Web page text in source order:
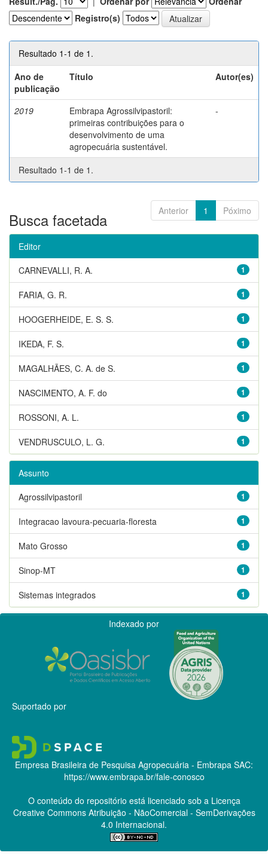
Registro(s)
Resultado 1-1 de 1.
Ano de
publicação
Título Autor(es)
2019
Embrapa Agrossilvipastoril:
primeiras contribuições para o
desenvolvimento de uma
agropecuária sustentável.
-
Resultado 1-1 de 1.
Anterior 1 Póximo
Busca facetada
Editor
1
CARNEVALLI, R. A.
1
FARIA, G. R.
1
HOOGERHEIDE, E. S. S.
1
IKEDA, F. S.
1
MAGALHÃES, C. A. de S.
1
NASCIMENTO, A. F. do
1
ROSSONI, A. L.
1
VENDRUSCULO, L. G.
Assunto
1
Agrossilvipastoril
1
Integracao lavoura-pecuaria-floresta
1
Mato Grosso
1
Sinop-MT
1
Sistemas integrados
Indexado por
Suportado por
Empresa Brasileira de Pesquisa Agropecuária - Embrapa SAC:
https://www.embrapa.br/fale-conosco
O conteúdo do repositório está licenciado sob a Licença
Creative CommonsAtribuição - NãoComercial - SemDerivações
4.0 Internacional.